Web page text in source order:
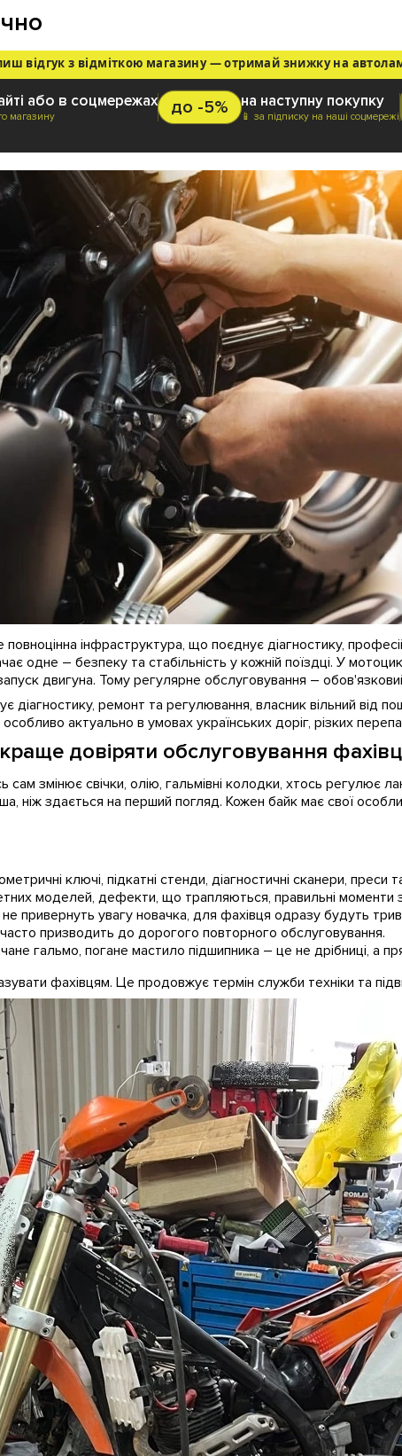
відгук з відміткою магазину — отримай знижку на
або в соцмережах
магазину до -5% на наступну покупку
📱 за підписку на наші соцмережі
інфраструктура, що поєднує діагностику,
одне – безпеку та стабільність у кожній поїздці. У
двигуна. Тому регулярне обслуговування –
ремонт та регулювання, власник вільний від
актуально в умовах українських доріг, різких
довіряти обслуговування
змінює свічки, олію, гальмівні колодки, хтось регулює
ніж здається на перший погляд. Кожен байк має свої
ключі, підкатні стенди, діагностичні сканери, преси
моделей, дефекти, що трапляються, правильні моменти
не привернуть увагу новачка, для фахівця одразу будуть
призводить до дорогого повторного обслуговування.
гальмо, погане мастило підшипника – це не дрібниці, а
фахівцям. Це продовжує термін служби техніки та